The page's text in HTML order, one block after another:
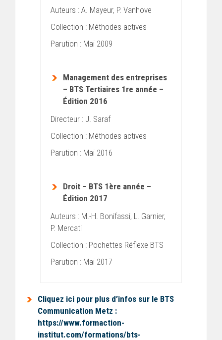
Auteurs : A. Mayeur, P. Vanhove
Collection : Méthodes actives
Parution : Mai 2009
Management des entreprises
– BTS Tertiaires 1re année –
Édition 2016
Directeur : J. Saraf
Collection : Méthodes actives
Parution : Mai 2016
Droit – BTS 1ère année –
Édition 2017
Auteurs : M.-H. Bonifassi, L. Garnier,
P. Mercati
Collection : Pochettes Réflexe BTS
Parution : Mai 2017
Cliquez ici pour plus d’infos sur le BTS
Communication Metz :
https://www.formaction-
institut.com/formations/bts-